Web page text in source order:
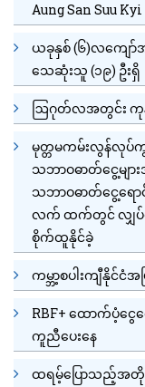
Aung San Suu Kyi
ယခုနှစ် (၆)လကျော်အ
သေဆုံးသူ (၁၉) ဦးရှိ
ဩဂုတ်လအတွင်း ကုန်
မုတ္တမကမ်းလွန်လုပ်
သဘာဝဓာတ်ငွေ့မျာ
သဘာဝဓာတ်ငွေ့ရော
လက် ထက်တွင် လျှပ်
စိုက်ထူနိုင်ခဲ့
ကမ္ဘာ့စပါးကျီနိုင်ငံ
RBF+ ထောက်ပံ့ငွေ
ကူညီပေးနေ
ထရမ့်ပြောသည့်အတို